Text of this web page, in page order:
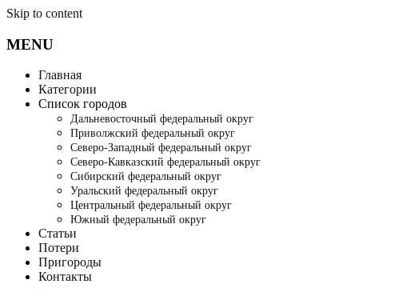
Skip to content
MENU
Главная
Категории
Список городов
Дальневосточный федеральный округ
Приволжский федеральный округ
Северо-Западный федеральный округ
Северо-Кавказский федеральный округ
Сибирский федеральный округ
Уральский федеральный округ
Центральный федеральный округ
Южный федеральный округ
Статьи
Потери
Пригороды
Контакты